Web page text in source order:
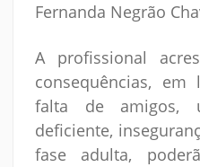
Fernanda Negrão
A profissional
consequências,
falta de amigos,
deficiente,
fase adulta,